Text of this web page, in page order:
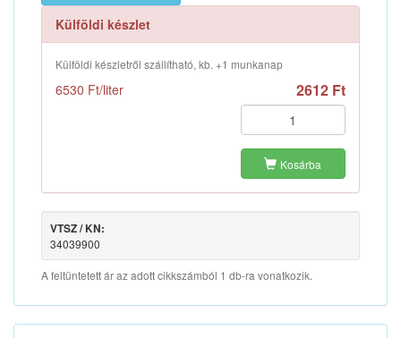
Külföldi készlet
Külföldi készletről szállítható, kb. +1 munkanap
6530 Ft/liter 2612 Ft
Kosárba
VTSZ / KN:
34039900
A feltüntetett ár az adott cikkszámból 1 db-ra vonatkozik.